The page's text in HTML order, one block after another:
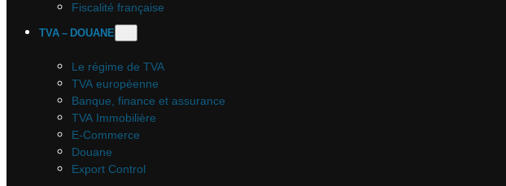
Fiscalité française
TVA – DOUANE
Le régime de TVA
TVA européenne
Banque, finance et assurance
TVA Immobilière
E-Commerce
Douane
Export Control